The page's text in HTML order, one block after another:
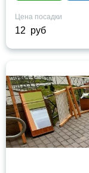
Цена посадки
12 руб